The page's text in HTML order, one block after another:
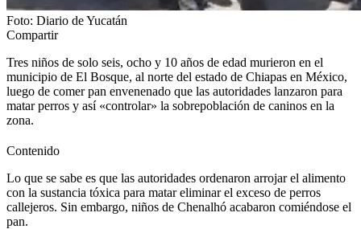
Foto: Diario de Yucatán
Compartir
Tres niños de solo seis, ocho y 10 años de edad murieron en el
municipio de El Bosque, al norte del estado de Chiapas en México,
luego de comer pan envenenado que las autoridades lanzaron para
matar perros y así «controlar» la sobrepoblación de caninos en la
zona.
Contenido
Lo que se sabe es que las autoridades ordenaron arrojar el alimento
con la sustancia tóxica para matar eliminar el exceso de perros
callejeros. Sin embargo, niños de Chenalhó acabaron comiéndose el
pan.